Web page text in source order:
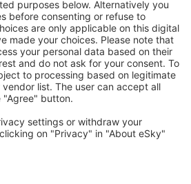
Alle rettigheter forbeholdt.